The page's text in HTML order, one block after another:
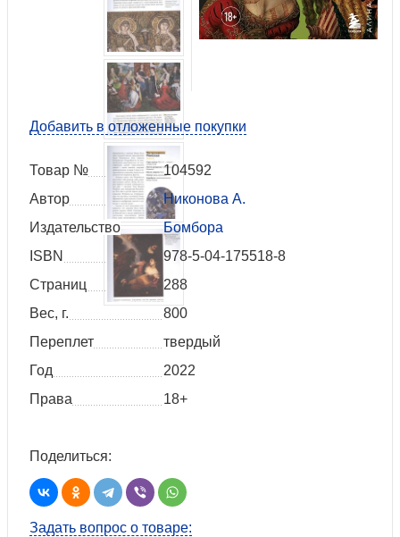
Добавить в отложенные покупки
Товар №
104592
Автор
Никонова А.
Издательство
Бомбора
ISBN
978-5-04-175518-8
Страниц
288
Вес, г.
800
Переплет
твердый
Год
2022
Права
18+
Поделиться:
Задать вопрос о товаре: